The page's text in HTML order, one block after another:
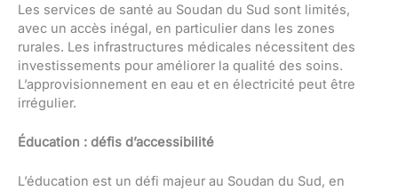
Les services de santé au Soudan du Sud sont limités,
avec un accès inégal, en particulier dans les zones
rurales. Les infrastructures médicales nécessitent des
investissements pour améliorer la qualité des soins.
L’approvisionnement en eau et en électricité peut être
irrégulier.
Éducation : défis d’accessibilité
L’éducation est un défi majeur au Soudan du Sud, en